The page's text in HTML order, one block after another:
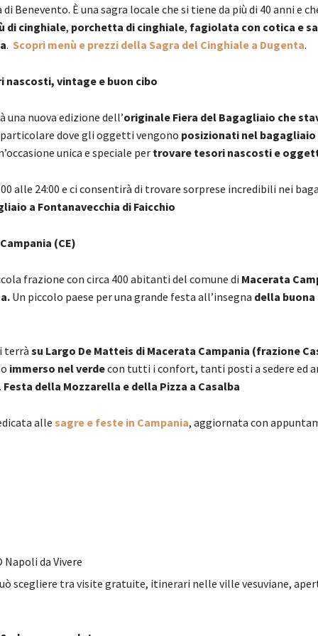
Benevento. È una sagra locale che si tiene da più di 40 anni e
di cinghiale, porchetta di cinghiale, fagiolata con cotica e
. Scopri menù e prezzi della Sagra del Cinghiale a Dugenta.
nascosti, vintage e buon cibo
una nuova edizione dell’originale Fiera del Bagagliaio che
dove gli oggetti vengono posizionati nel
unica e speciale per trovare tesori nascosti e
alle 24:00 e ci consentirà di trovare sorprese incredibili nei
a Fontanavecchia di Faicchio
(CE)
frazione con circa 400 abitanti del comune di Macerata
Un piccolo paese per una grande festa all’insegna della
terrà su Largo De Matteis di Macerata Campania (frazione
immerso nel verdecon tutti i confort, tanti posti a sedere ed
Festa della Mozzarella e della Pizza a Casalba
alle sagre e feste in Campania, aggiornata con
Napoli da Vivere
scegliere tra visite gratuite, itinerari nelle ville vesuviane,